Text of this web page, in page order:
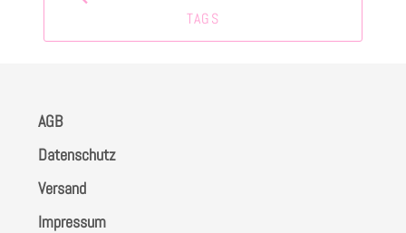
TAGS
AGB
Datenschutz
Versand
Impressum